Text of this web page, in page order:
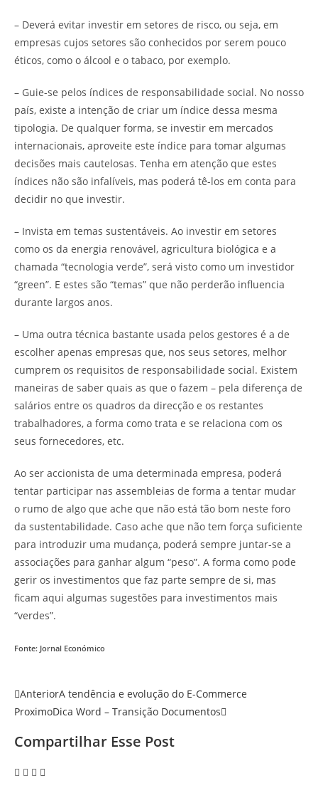
– Deverá evitar investir em setores de risco, ou seja, em
empresas cujos setores são conhecidos por serem pouco
éticos, como o álcool e o tabaco, por exemplo.
– Guie-se pelos índices de responsabilidade social. No nosso
país, existe a intenção de criar um índice dessa mesma
tipologia. De qualquer forma, se investir em mercados
internacionais, aproveite este índice para tomar algumas
decisões mais cautelosas. Tenha em atenção que estes
índices não são infalíveis, mas poderá tê-los em conta para
decidir no que investir.
– Invista em temas sustentáveis. Ao investir em setores
como os da energia renovável, agricultura biológica e a
chamada “tecnologia verde”, será visto como um investidor
“green”. E estes são “temas” que não perderão influencia
durante largos anos.
– Uma outra técnica bastante usada pelos gestores é a de
escolher apenas empresas que, nos seus setores, melhor
cumprem os requisitos de responsabilidade social. Existem
maneiras de saber quais as que o fazem – pela diferença de
salários entre os quadros da direcção e os restantes
trabalhadores, a forma como trata e se relaciona com os
seus fornecedores, etc.
Ao ser accionista de uma determinada empresa, poderá
tentar participar nas assembleias de forma a tentar mudar
o rumo de algo que ache que não está tão bom neste foro
da sustentabilidade. Caso ache que não tem força suficiente
para introduzir uma mudança, poderá sempre juntar-se a
associações para ganhar algum “peso”. A forma como pode
gerir os investimentos que faz parte sempre de si, mas
ficam aqui algumas sugestões para investimentos mais
“verdes”.
Fonte: Jornal Económico
AnteriorA tendência e evolução do E-Commerce
ProximoDica Word – Transição Documentos
Compartilhar Esse Post